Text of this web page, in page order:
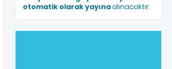
otomatik olarak yayınaalınacaktır.